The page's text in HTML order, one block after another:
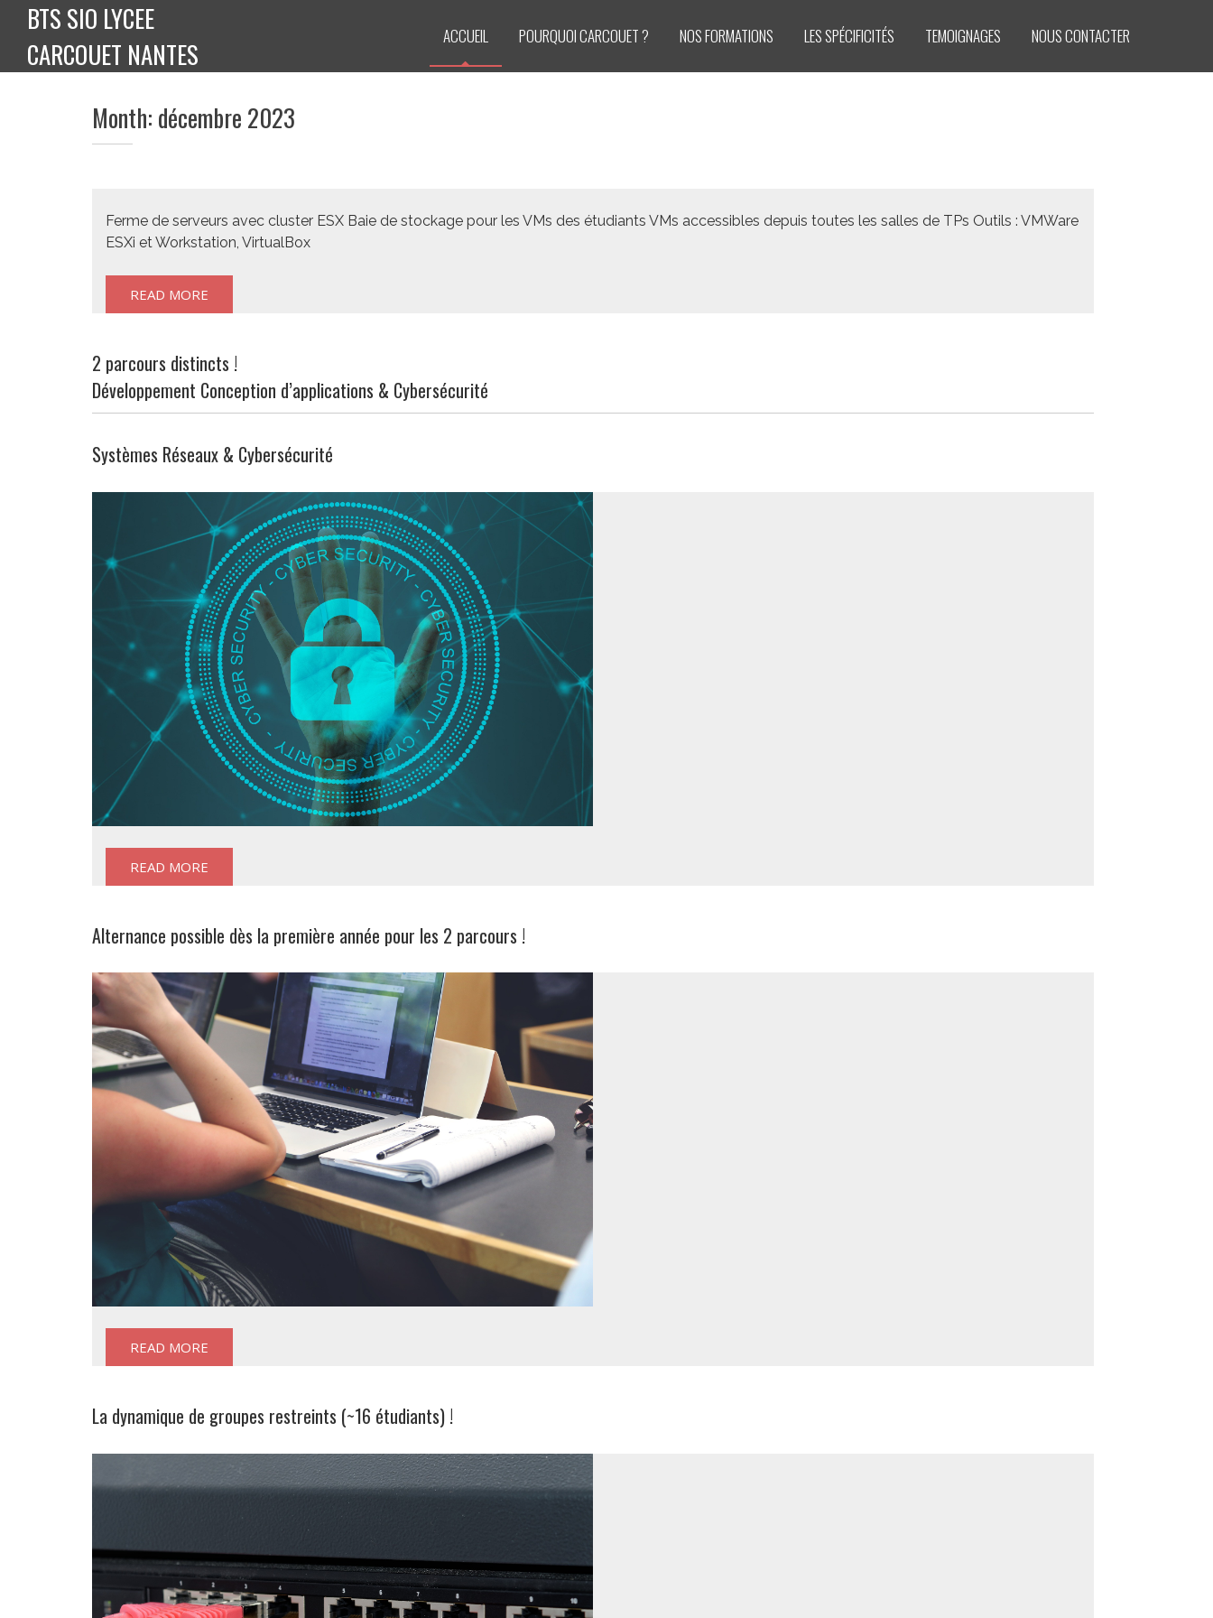
content
BTS SIO LYCEE
CARCOUET NANTES
ACCUEIL POURQUOI CARCOUET ? NOS FORMATIONS LES SPÉCIFICITÉS TEMOIGNAGES NOUS CONTACTER
Month: décembre 2023
Ferme de serveurs avec cluster ESX Baie de stockage pour les VMs des étudiants VMs accessibles depuis toutes les salles de TPs Outils : VMWare
ESXi et Workstation, VirtualBox
READ MORE
2 parcours distincts !
Développement Conception d’applications & Cybersécurité
Systèmes Réseaux & Cybersécurité
READ MORE
Alternance possible dès la première année pour les 2 parcours !
READ MORE
La dynamique de groupes restreints (~16 étudiants) !